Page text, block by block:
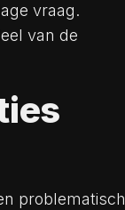
vraag.
van de
problematisch